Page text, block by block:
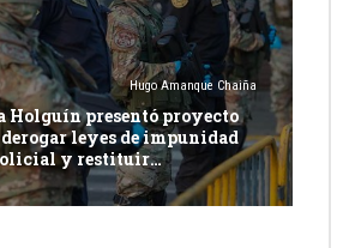
Hugo Amanque Chaiña
Holguín presentó proyecto
leyes de impunidad
y restituir
de justicia ordinaria